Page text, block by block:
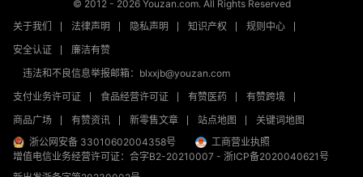
© 2012 - 2026Youzan.com. All Rights Reserved
关于我们
法律声明 隐私声明 知识产权
规则中心
安全认证
廉洁有赞
违法和不良信息举报邮箱：blxxjb@youzan.com
支付业务许可证
食品经营许可证 有赞医药
有赞跨境
商品广场
有赞资讯 新零售文章 站点地图
关键词地图
浙公网安备 33010602004358号
工商营业执照
增值电信业务经营许可证：合字B2-20210007 - 浙ICP备2020040621号